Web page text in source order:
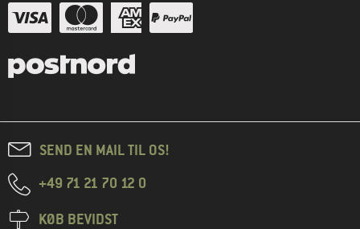
SEND EN MAIL TIL OS!
+49 71 21 70 12 0
KØB BEVIDST